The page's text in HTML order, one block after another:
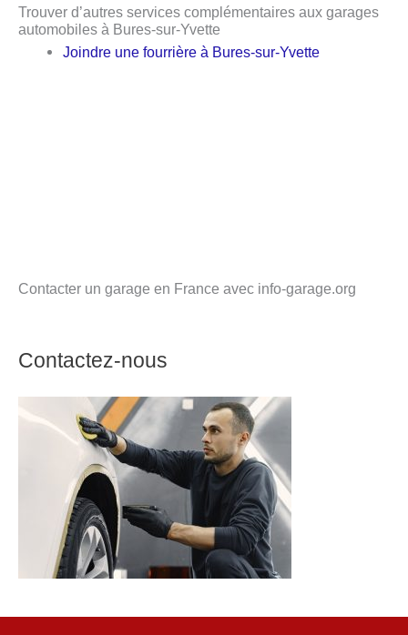
Trouver d’autres services complémentaires aux garages
automobiles à Bures-sur-Yvette
Joindre une fourrière à Bures-sur-Yvette
Contacter un garage en France avec info-garage.org
Contactez-nous